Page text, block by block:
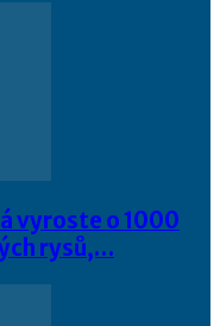
vyroste o 1000
rysů,…